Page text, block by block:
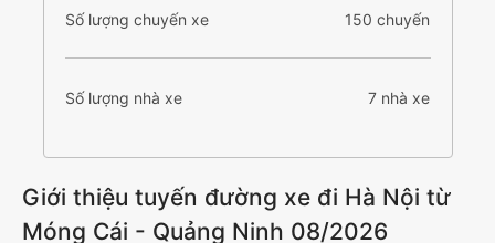
Số lượng chuyến xe 150 chuyến
Số lượng nhà xe 7 nhà xe
Giới thiệu tuyến đường xe đi Hà Nội từ
Móng Cái - Quảng Ninh 08/2026